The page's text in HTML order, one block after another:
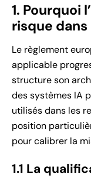
1. Pourquoi
risque dans
Le règlement
applicable
structure son
des systèmes IA
utilisés dans les
position
pour calibrer la
1.1 La